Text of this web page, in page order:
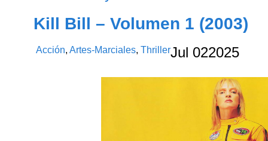
Kill Bill – Volumen 1 (2003)
Acción,Artes-Marciales,ThrillerJul 022025